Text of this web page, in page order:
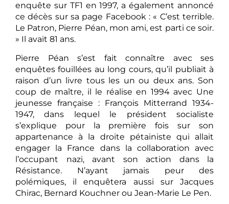
enquête sur TF1 en 1997, a également annoncé
ce décès sur sa page Facebook : « C’est terrible.
Le Patron, Pierre Péan, mon ami, est parti ce soir.
» Il avait 81 ans.
Pierre Péan s’est fait connaître avec ses
enquêtes fouillées au long cours, qu’il publiait à
raison d’un livre tous les un ou deux ans. Son
coup de maître, il le réalise en 1994 avec Une
jeunesse française : François Mitterrand 1934-
1947, dans lequel le président socialiste
s’explique pour la première fois sur son
appartenance à la droite pétainiste qui allait
engager la France dans la collaboration avec
l’occupant nazi, avant son action dans la
Résistance. N’ayant jamais peur des
polémiques, il enquêtera aussi sur Jacques
Chirac, Bernard Kouchner ou Jean-Marie Le Pen.